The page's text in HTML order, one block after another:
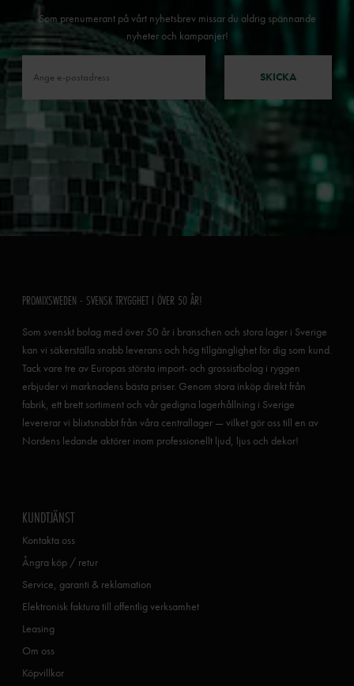
Som prenumerant på vårt nyhetsbrev missar du aldrig spännande
nyheter och kampanjer!
SKICKA
PROMIXSWEDEN - SVENSK TRYGGHET I ÖVER 50 ÅR!
Som svenskt bolag med över 50 år i branschen och stora lager i Sverige
kan vi säkerställa snabb leverans och hög tillgänglighet för dig som kund.
Tack vare tre av Europas största import- och grossistbolag i ryggen
erbjuder vi marknadens bästa priser. Genom stora inköp direkt från
fabrik, ett brett sortiment och vår gedigna lagerhållning i Sverige
levererar vi blixtsnabbt från våra centrallager — vilket gör oss till en av
Nordens ledande aktörer inom professionellt ljud, ljus och dekor!
KUNDTJÄNST
Kontakta oss
Ångra köp / retur
Service, garanti & reklamation
Elektronisk faktura till offentlig verksamhet
Leasing
Om oss
Köpvillkor